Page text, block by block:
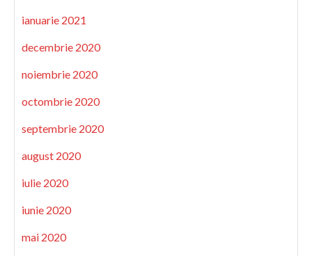
ianuarie 2021
decembrie 2020
noiembrie 2020
octombrie 2020
septembrie 2020
august 2020
iulie 2020
iunie 2020
mai 2020